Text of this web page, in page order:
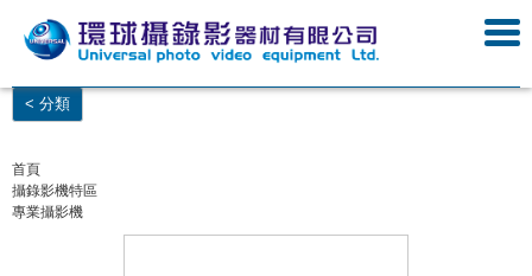
< 分類
首頁
攝錄影機特區
專業攝影機